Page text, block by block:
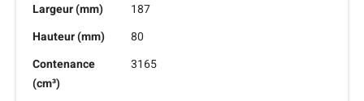
Largeur (mm)
187
Hauteur (mm)
80
Contenance
(cm³)
3165